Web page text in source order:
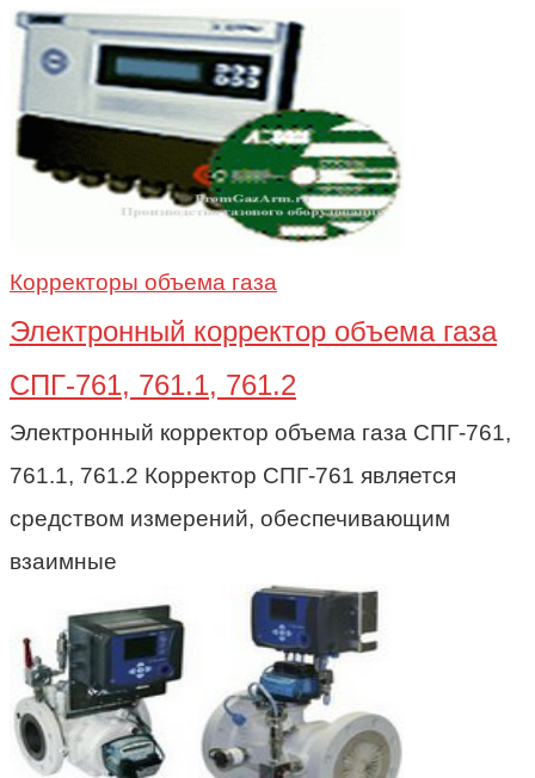
Корректоры объема газа
Электронный корректор объема газа
СПГ-761, 761.1, 761.2
Электронный корректор объема газа СПГ-761,
761.1, 761.2 Корректор СПГ-761 является
средством измерений, обеспечивающим
взаимные